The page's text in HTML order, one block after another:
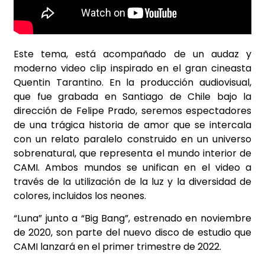
Este tema, está acompañado de un audaz y
moderno video clip inspirado en el gran cineasta
Quentin Tarantino. En la producción audiovisual,
que fue grabada en Santiago de Chile bajo la
dirección de Felipe Prado, seremos espectadores
de una trágica historia de amor que se intercala
con un relato paralelo construido en un universo
sobrenatural, que representa el mundo interior de
CAMI. Ambos mundos se unifican en el video a
través de la utilización de la luz y la diversidad de
colores, incluidos los neones.
“Luna” junto a “Big Bang”, estrenado en noviembre
de 2020, son parte del nuevo disco de estudio que
CAMI lanzará en el primer trimestre de 2022.